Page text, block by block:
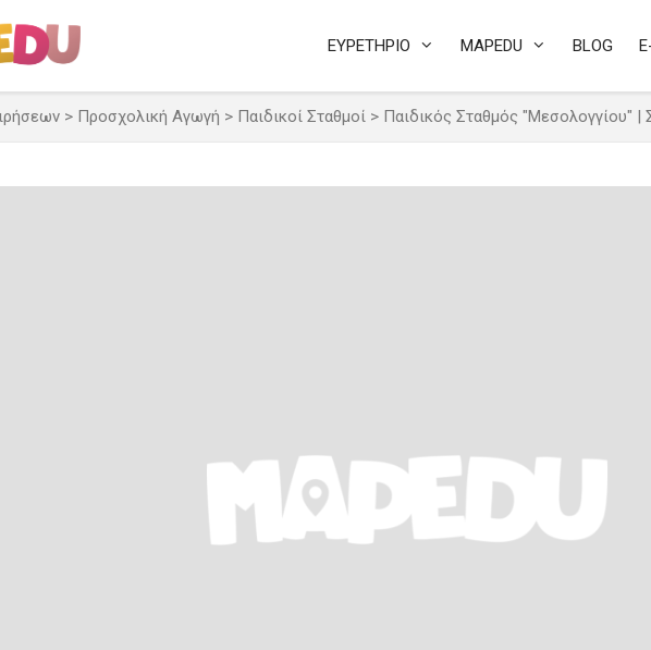
ΕΥΡΕΤΗΡΙΟ MAPEDU BLOG
> Προσχολική Αγωγή > Παιδικοί Σταθμοί > Παιδικός Σταθμός "Μεσολογγίου" |